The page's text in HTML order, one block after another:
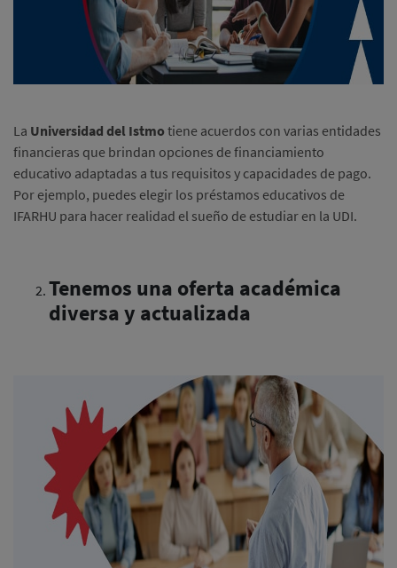
La Universidad del Istmo tiene acuerdos con varias entidades
financieras que brindan opciones de financiamiento
educativo adaptadas a tus requisitos y capacidades de pago.
Por ejemplo, puedes elegir los préstamos educativos de
IFARHU para hacer realidad el sueño de estudiar en la UDI.
Tenemos una oferta académica
diversa y actualizada